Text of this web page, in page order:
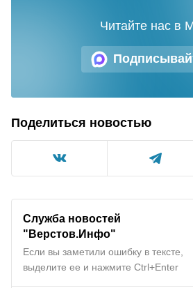
Читайте нас в
Поделиться новостью
Служба новостей
"Верстов.Инфо"
Если вы заметили ошибку в тексте,
выделите ее и нажмите Ctrl+Enter